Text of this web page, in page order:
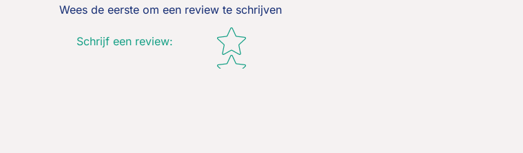
Wees de eerste om een review te schrijven
Schrijf een review:
Star rating